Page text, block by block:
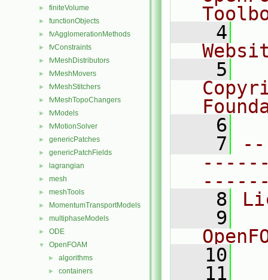
► finiteVolume
► functionObjects
► fvAgglomerationMethods
► fvConstraints
► fvMeshDistributors
► fvMeshMovers
► fvMeshStitchers
► fvMeshTopoChangers
► fvModels
► fvMotionSolver
► genericPatches
► genericPatchFields
► lagrangian
► mesh
► meshTools
► MomentumTransportModels
► multiphaseModels
► ODE
▼ OpenFOAM
► algorithms
► containers
    4
    5
    6
    7
    8
    9
   10
   11